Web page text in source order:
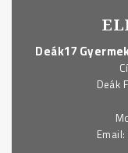
Deák17
Deák
Email: